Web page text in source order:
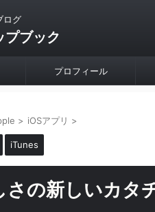
ログ
プブック
プロフィール
> iOSアプリ >
iTunes
さの新しいカタ